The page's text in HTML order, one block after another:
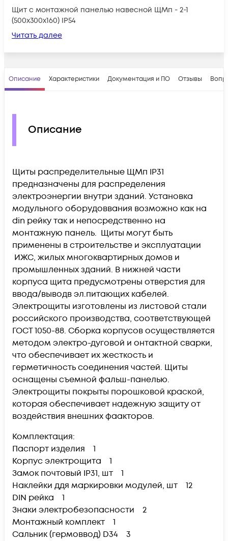
Щит с монтажной панелью навесной ЩМп - 2-1
(500х300х160) IP54
Читать далее
Описание Характеристики Документация и ПО Отзывы
Описание
Щиты распределительные ЩМп IP31
предназначены для распределения
электроэнергии внутри зданий. Установка
модульного оборудоввания возможно как на
din рейку так и непосредственно на
монтажную панель. Щиты могут быть
применены в строительстве и эксплуатации
ИЖС, жилых многоквартирных домов и
промышленных зданий. В нижней части
корпуса щита предусмотрены отверстия для
ввода/выводв эл.питающих кабелей.
Электрощиты изготовлены из листовой стали
российского производства, соответствующей
ГОСТ 1050-88. Сборка корпусов осуществляется
методом электро-дуговой и онтактной сварки,
что обеспечивает их жесткость и
герметичность соединения частей. Щиты
оснащены съемной фальш-панелью.
Электрощиты покрыты порошковой краской,
которая обеспечивает надежную защиту от
воздействия внешних фаакторов.
Комплектация:
Паспорт изделия 1
Корпус электрощита 1
Замок почтовый IP31, шт 1
Наклейки ддя маркировки модулей, шт 12
DIN рейка 1
Знаки электробезопасности 2
Монтажный комплект 1
Сальник (гермоввод) D34 3